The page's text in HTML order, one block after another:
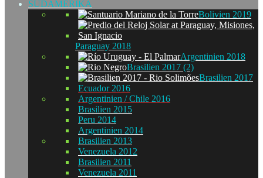
SÜDAMERIKA
Bolivien 2019
Paraguay 2018
Argentinien 2018
Brasilien 2017 (2)
Brasilien 2017
Ecuador 2016
Argentinien / Chile 2016
Brasilien 2015
Peru 2014
Argentinien 2014
Brasilien 2013
Venezuela 2012
Brasilien 2011
Venezuela 2011